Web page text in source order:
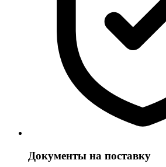
Документы на поставку